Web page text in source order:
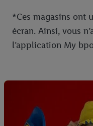
*Ces magasins ont
écran. Ainsi, vous
l’application My